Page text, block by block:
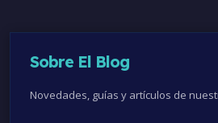
Sobre El Blog
Novedades, guías y artículos de